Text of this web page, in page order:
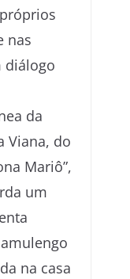
nas
diálogo
da
Viana, do
Mariô”,
um
na casa